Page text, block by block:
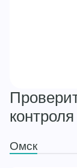
Омск